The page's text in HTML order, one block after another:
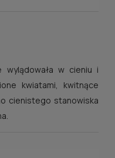
wylądowała w cieniu i
kwiatami, kwitnące
cienistego stanowiska